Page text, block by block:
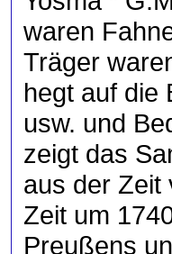
waren
Träger
hegt auf die
usw. und
zeigt das
aus der Zeit
Zeit um
Preußens